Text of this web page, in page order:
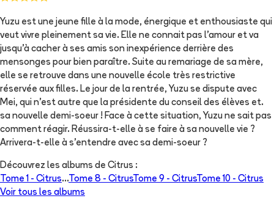
Yuzu est une jeune fille à la mode, énergique et enthousiaste qui
veut vivre pleinement sa vie. Elle ne connait pas l'amour et va
jusqu'à cacher à ses amis son inexpérience derrière des
mensonges pour bien paraître. Suite au remariage de sa mère,
elle se retrouve dans une nouvelle école très restrictive
réservée aux filles. Le jour de la rentrée, Yuzu se dispute avec
Mei, qui n'est autre que la présidente du conseil des élèves et.
sa nouvelle demi-soeur ! Face à cette situation, Yuzu ne sait pas
comment réagir. Réussira-t-elle à se faire à sa nouvelle vie ?
Arrivera-t-elle à s'entendre avec sa demi-soeur ?
Découvrez les albums de Citrus :
Tome 1 - Citrus...Tome 8 - CitrusTome 9 - CitrusTome 10 - Citrus
Voir tous les albums